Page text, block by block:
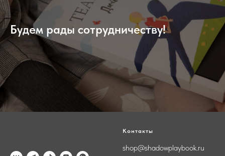
Будем рады сотрудничеству!
Контакты
shop@shadowplaybook.ru